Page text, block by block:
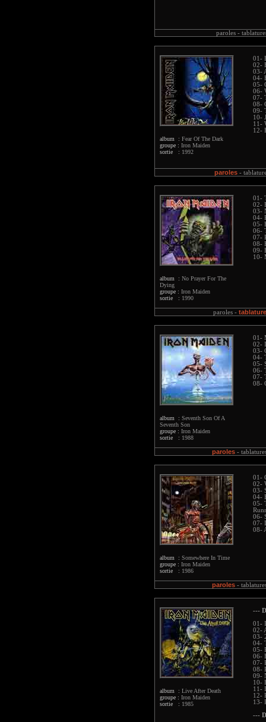
paroles -
album : Fear Of The Dark
groupe : Iron Maiden
sortie : 1992
01-
02-
03-
04-
05-
06-
07-
08-
09-
10-
11-
12-
paroles-
album : No Prayer For The
Dying
groupe : Iron Maiden
sortie : 1990
01-
02-
03-
04-
05-
06-
07-
08-
09-
10-
paroles -
album : Seventh Son Of A
Seventh Son
groupe : Iron Maiden
sortie : 1988
01-
02-
03-
04-
05-
06-
07-
08-
paroles -
album : Somewhere In Time
groupe : Iron Maiden
sortie : 1986
01-
02-
03-
04-
05-
06-
07-
08-
paroles -
album : Live After Death
groupe : Iron Maiden
sortie : 1985
---
01-
02-
03-
04-
05-
06-
07-
08-
09-
10-
11-
12-
13-
---